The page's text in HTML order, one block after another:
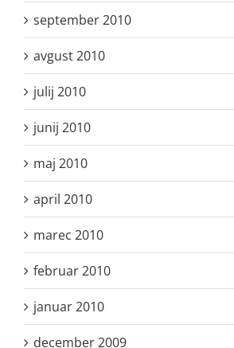
september 2010
avgust 2010
julij 2010
junij 2010
maj 2010
april 2010
marec 2010
februar 2010
januar 2010
december 2009